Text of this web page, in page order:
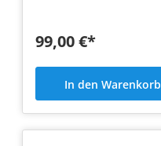
99,00 €*
In den Warenkorb